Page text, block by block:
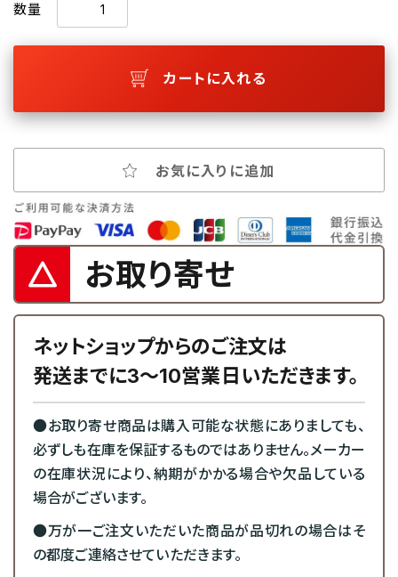
数量
カートに入れる
お気に入りに追加
お取り寄せ
ネットショップからのご注文は
発送までに3～10営業日いただきます。
●お取り寄せ商品は購入可能な状態にありましても、
必ずしも在庫を保証するものではありません。メーカー
の在庫状況により、納期がかかる場合や欠品している
場合がございます。
●万が一ご注文いただいた商品が品切れの場合はそ
の都度ご連絡させていただきます。